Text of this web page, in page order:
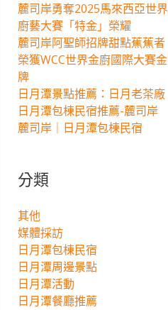
麓司岸勇奪2025馬來西亞世界
廚藝大賽「特金」榮耀
麓司岸阿聖師招牌甜點蕉蕉者
榮獲WCC世界金廚國際大賽金
牌
日月潭景點推薦：日月老茶廠
日月潭包棟民宿推薦-麓司岸
麓司岸｜日月潭包棟民宿
分類
其他
媒體採訪
日月潭包棟民宿
日月潭周邊景點
日月潭活動
日月潭餐廳推薦